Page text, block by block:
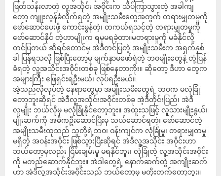
ဖြတ်သန်းလာတဲ့ လူ့အသိုင်း အဝိုင်းက သိပ်ကြာသွားတဲ့ အခါကျ
တော့ ကျူးလွန်ခံလိုက်ရတဲ့ အမျိုးသမီးတွေအတွက် တရားမျှတမှုကို
ဖော်ဆောင်ပေးဖို့ ကောင်းမွန်တဲ့၊ တကယ်ရသင့်တဲ့ တရားမျှတမှုကို
ဖော်ဆောင်နိုင် တဲ့ဟာမျိုးက ရမှမရခဲ့တာ။မတရားမှုကို မခံနိုင်လို့
တင်ပြတယ် ဆိုရင်တောင်မှ အဲဒီတင်ပြတဲ့ အမျိုးသမီးက အရှက်နှစ်
ခါ ပြန်ရသလို ဖြစ်ပြီးတော့မှ မျက်နှာမဖော်ရဲတဲ့ ဘဝမျိုးတွေနဲ့ တုံ့ပြန်
ခံရတဲ့ လူ့အသိုင်းအဝိုင်းတစ်ခု ဖြစ်နေတာကိုး။ ဆိုတော့ ဒီဟာ တွေက
အများကြီး ဖြေရှင်းရဦးမယ်၊ လုပ်ရဦးမယ်။
အဲ့သည်လိုလုပ်တဲ့ နေရာတွေမှာ အမျိုးသမီးတွေရဲ့ ဘဝက မလုံခြုံ
တော့ဘူးဆိုရင် အဲဒီလူ့အသိုင်းအဝိုင်းတစ်ခု အဲ့ဒီတိုင်းပြည်၊ အဲဒီ
လူမျိုး ဘယ်လိုမှ မလုံခြုံနိုင်တော့ဘူး။ အထူးသဖြင့် လူသားမျိုးနွယ်၊
မျိုးဆက်ကို အဓိကဦးဆောင်ပြီးမှ သယ်ဆောင်ရတဲ့၊ ဖော်ဆောင်တဲ့
အမျိုးသမီးထုသည် သူတို့ရဲ့ဘဝ၊ ဝန်းကျင်က လုံခြုံမှု၊ တရားမျှတမှု
မရှိတဲ့ အဝန်းအဝိုင်း ဖြစ်သွားပြီးဆိုရင် အဲဒီလူ့အသိုင်း အဝိုင်းဟာ
ဘယ်တော့မှလည်း ငြိမ်းချမ်းမှု မရနိုင်ဘူး၊ လုံခြုံတဲ့ လူ့အသိုင်းအဝိုင်း
ကို မတည်ဆောက်နိုင်ဘူး။ အဲဒါတွေရဲ့ နောက်ဆက်တွဲ အကျိုးဆက်
ဟာ အဲဒီလူ့အသိုင်းအဝိုင်းသည် ဘယ်တော့မှ မတိုးတက်တော့ဘူး။